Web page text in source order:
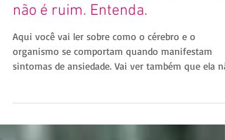
[PORQUE E COMO] - Estar ansioso
não é ruim. Entenda.
é ruim